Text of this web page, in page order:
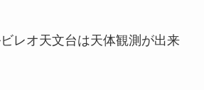
レオ天文台は天体観測が出来